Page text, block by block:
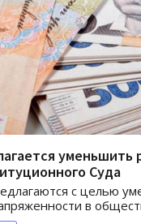
уменьшить
Суда
с целью
в